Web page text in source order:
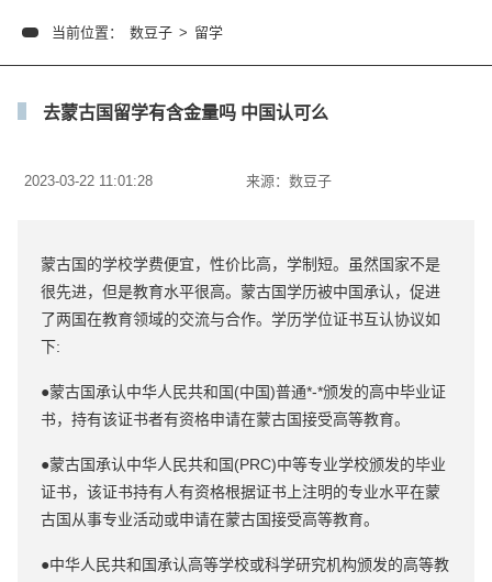
当前位置： 数豆子 > 留学
去蒙古国留学有含金量吗 中国认可么
2023-03-22 11:01:28 来源： 数豆子
蒙古国的学校学费便宜，性价比高，学制短。虽然国家不是
很先进，但是教育水平很高。蒙古国学历被中国承认，促进
了两国在教育领域的交流与合作。学历学位证书互认协议如
下:
●蒙古国承认中华人民共和国(中国)普通*-*颁发的高中毕业证
书，持有该证书者有资格申请在蒙古国接受高等教育。
●蒙古国承认中华人民共和国(PRC)中等专业学校颁发的毕业
证书，该证书持有人有资格根据证书上注明的专业水平在蒙
古国从事专业活动或申请在蒙古国接受高等教育。
●中华人民共和国承认高等学校或科学研究机构颁发的高等教